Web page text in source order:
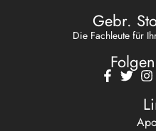
Gebr.
Die Fachleute für